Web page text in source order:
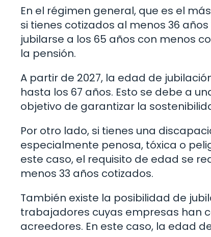
En el régimen general, que es el
si tienes cotizados al menos 36
jubilarse a los 65 años con menos
la pensión.
A partir de 2027, la edad de
hasta los 67 años. Esto se debe a
objetivo de garantizar la
Por otro lado, si tienes una
especialmente penosa, tóxica o
este caso, el requisito de edad se
menos 33 años cotizados.
También existe la posibilidad de
trabajadores cuyas empresas han
acreedores. En este caso, la edad